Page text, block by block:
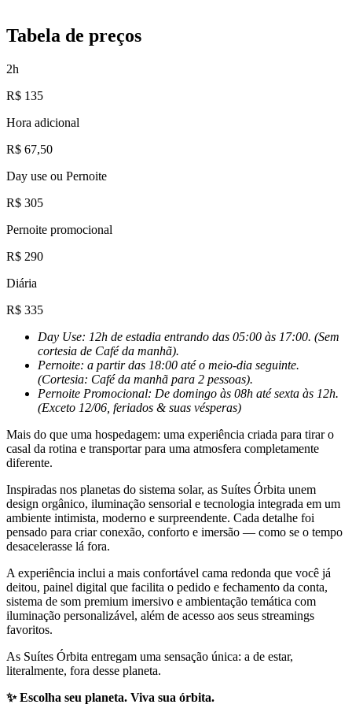
Tabela de preços
2h
R$ 135
Hora adicional
R$ 67,50
Day use ou Pernoite
R$ 305
Pernoite promocional
R$ 290
Diária
R$ 335
Day Use: 12h de estadia entrando das 05:00 às 17:00. (Sem
cortesia de Café da manhã).
Pernoite: a partir das 18:00 até o meio-dia seguinte.
(Cortesia: Café da manhã para 2 pessoas).
Pernoite Promocional: De domingo às 08h até sexta às 12h.
(Exceto 12/06, feriados & suas vésperas)
Mais do que uma hospedagem: uma experiência criada para tirar o
casal da rotina e transportar para uma atmosfera completamente
diferente.
Inspiradas nos planetas do sistema solar, as Suítes Órbita unem
design orgânico, iluminação sensorial e tecnologia integrada em um
ambiente intimista, moderno e surpreendente. Cada detalhe foi
pensado para criar conexão, conforto e imersão — como se o tempo
desacelerasse lá fora.
A experiência inclui a mais confortável cama redonda que você já
deitou, painel digital que facilita o pedido e fechamento da conta,
sistema de som premium imersivo e ambientação temática com
iluminação personalizável, além de acesso aos seus streamings
favoritos.
As Suítes Órbita entregam uma sensação única: a de estar,
literalmente, fora desse planeta.
✨ Escolha seu planeta. Viva sua órbita.